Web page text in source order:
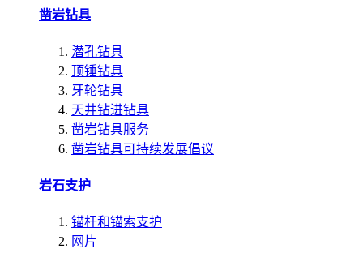
凿岩钻具
潜孔钻具
顶锤钻具
牙轮钻具
天井钻进钻具
凿岩钻具服务
凿岩钻具可持续发展倡议
岩石支护
锚杆和锚索支护
网片